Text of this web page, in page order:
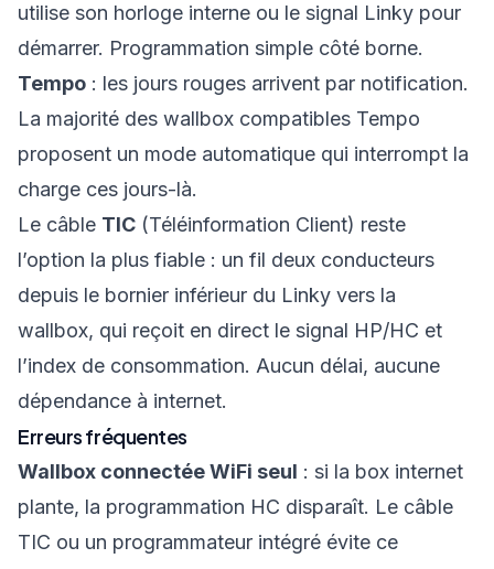
utilise son horloge interne ou le signal Linky pour
démarrer. Programmation simple côté borne.
Tempo : les jours rouges arrivent par notification.
La majorité des wallbox compatibles Tempo
proposent un mode automatique qui interrompt la
charge ces jours-là.
Le câble TIC (Téléinformation Client) reste
l’option la plus fiable : un fil deux conducteurs
depuis le bornier inférieur du Linky vers la
wallbox, qui reçoit en direct le signal HP/HC et
l’index de consommation. Aucun délai, aucune
dépendance à internet.
Erreurs fréquentes
Wallbox connectée WiFi seul : si la box internet
plante, la programmation HC disparaît. Le câble
TIC ou un programmateur intégré évite ce